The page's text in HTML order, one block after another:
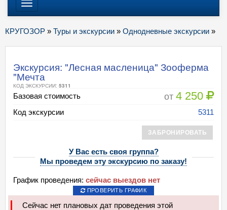
Меню
КРУГОЗОР » Туры и экскурсии » Однодневные экскурсии »
Экскурсия: "Лесная масленица" Зооферма
"Мечта
КОД ЭКСКУРСИИ: 5311
Базовая стоимость от 4 250
Код экскурсии 5311
ЗАБРОНИРОВАТЬ
У Вас есть своя группа?
Мы проведем эту экскурсию по заказу!
График проведения: сейчас выездов нет
ПРОВЕРИТЬ ГРАФИК
Сейчас нет плановых дат проведения этой